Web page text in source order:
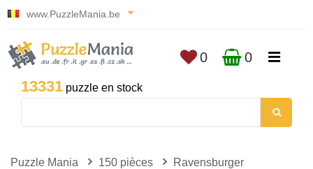
www.PuzzleMania.be
13331 puzzle en stock
0 0
Puzzle Mania 150 pièces
Ravensburger